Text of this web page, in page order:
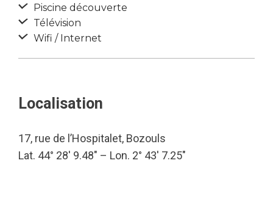
Piscine découverte
Télévision
Wifi / Internet
Localisation
17, rue de l’Hospitalet, Bozouls
Lat. 44° 28′ 9.48″ – Lon. 2° 43′ 7.25″